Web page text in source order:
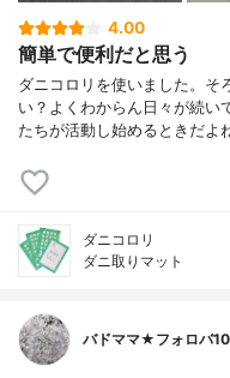
4.00
簡単で便利だと思う
ダニコロリを使いました。そ
い？よくわからん日々が続い
たちが活動し始めるときだよ
ダニコロリ
ダニ取りマット
バドママ★フォロバ